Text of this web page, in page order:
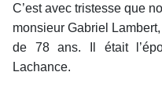
C’est avec tristesse que
monsieur Gabriel
de 78 ans. Il était
Lachance.